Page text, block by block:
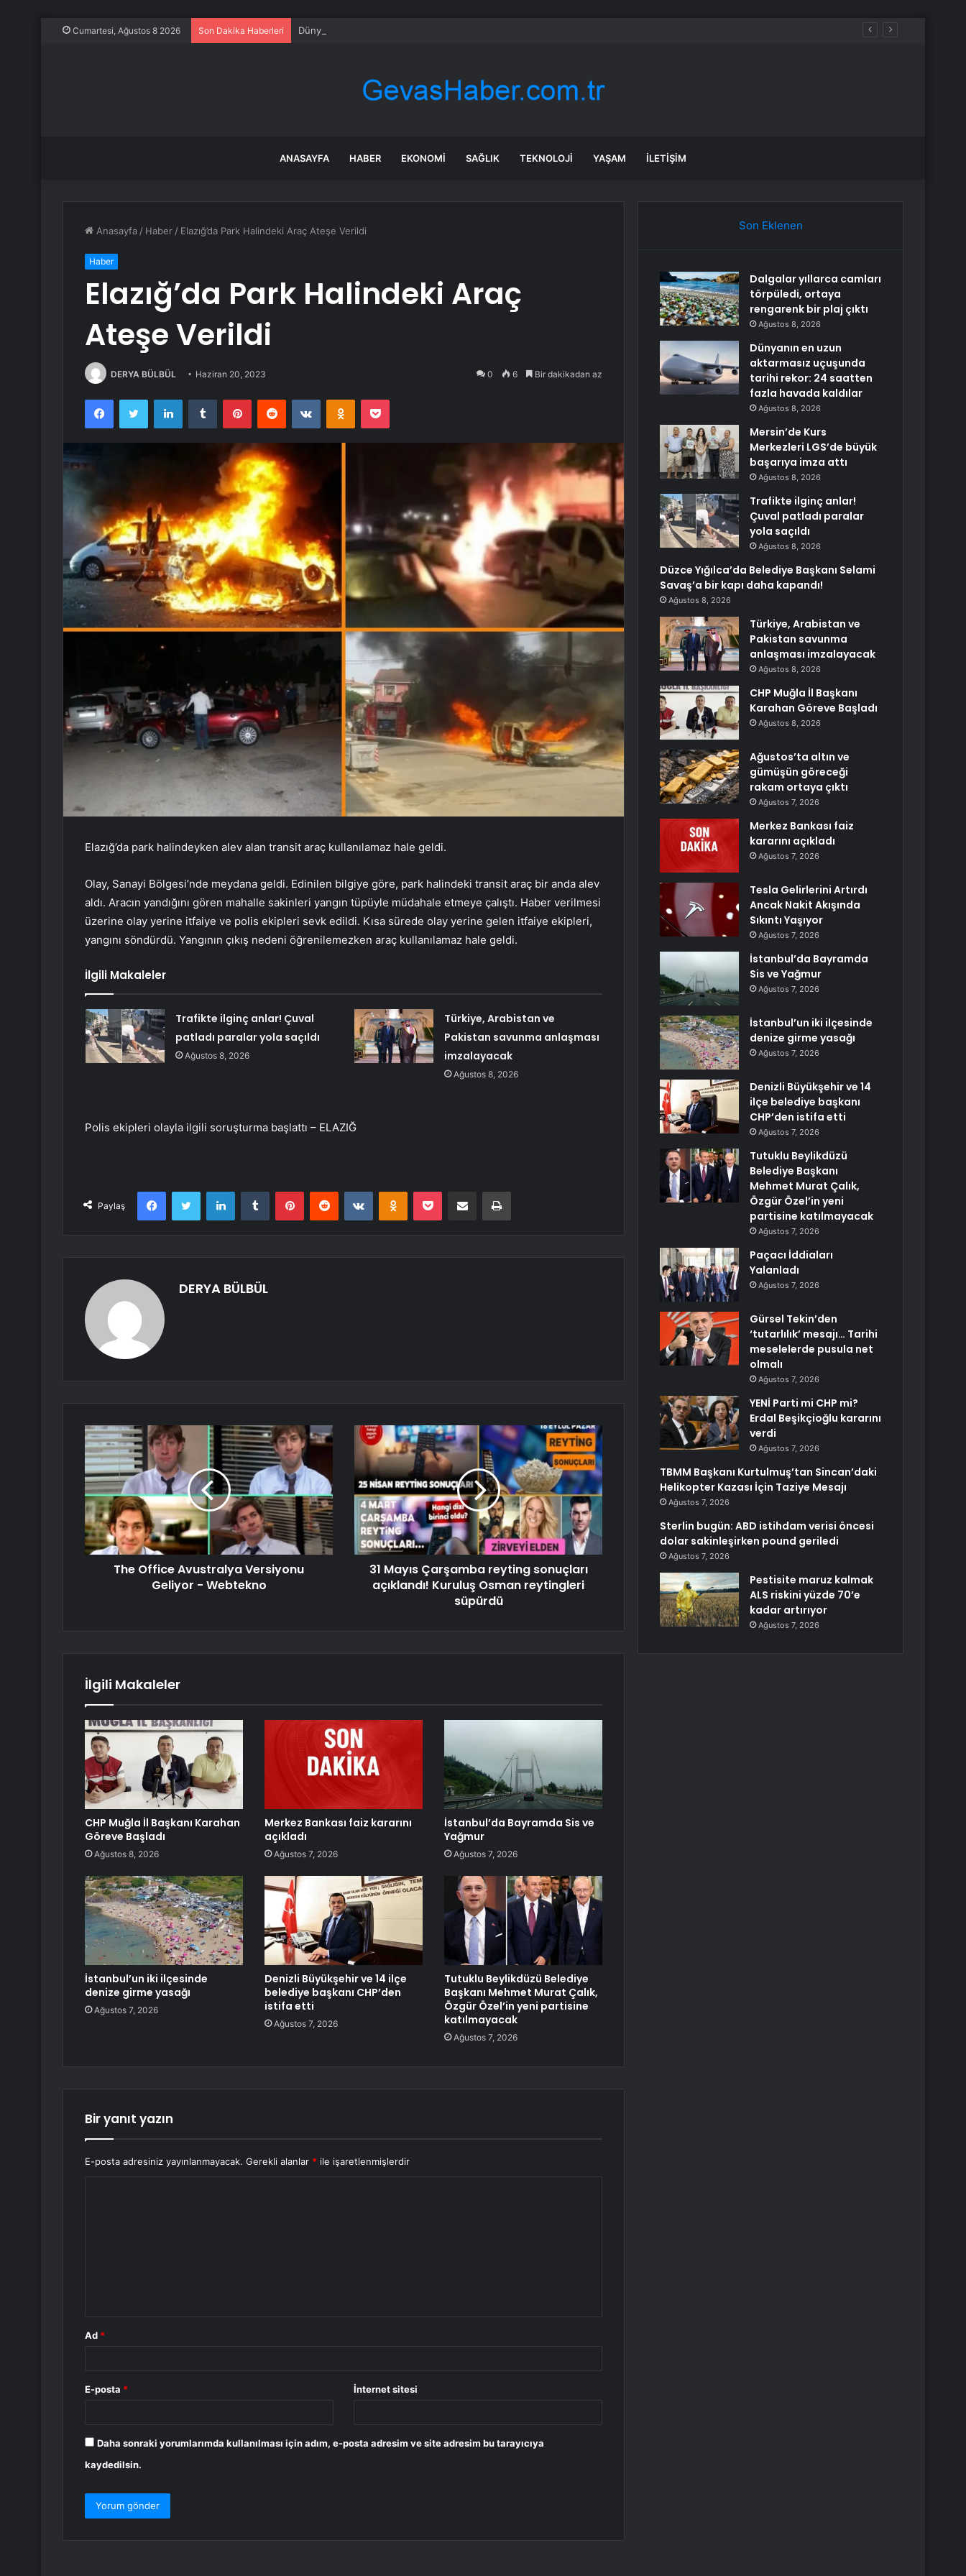
Cumartesi, Ağustos 8 2026 Son Dakika Haberleri Dünyanın en uzun aktarmasız uçuşunda tarihi rekor: 24 saatten fazla havada kaldılar
ANASAYFA HABER EKONOMI SAĞLIK TEKNOLOJI YAŞAM İLETIŞIM
Anasayfa / Haber / Elazığ’da Park Halindeki Araç Ateşe Verildi
Haber
Elazığ’da Park Halindeki Araç
Ateşe Verildi
DERYA BÜLBÜL Haziran 20, 2023 0 6 Bir dakikadan az
FacebookTwitter LinkedInTumblr PinterestReddit VKontakteOdnoklassniki
Pocket
Elazığ’da park halindeyken alev alan transit araç kullanılamaz hale geldi.
Olay, Sanayi Bölgesi’nde meydana geldi. Edinilen bilgiye göre, park halindeki transit araç bir anda alev
aldı. Aracın yandığını gören mahalle sakinleri yangın tüpüyle müdahale etmeye çalıştı. Haber verilmesi
üzerine olay yerine itfaiye ve polis ekipleri sevk edildi. Kısa sürede olay yerine gelen itfaiye ekipleri,
yangını söndürdü. Yangının çıkış nedeni öğrenilemezken araç kullanılamaz hale geldi.
İlgili Makaleler
Trafikte ilginç anlar! Çuval
patladı paralar yola saçıldı
Ağustos 8, 2026
Türkiye, Arabistan ve
Pakistan savunma anlaşması
imzalayacak
Ağustos 8, 2026
Polis ekipleri olayla ilgili soruşturma başlattı – ELAZIĞ
Paylaş
FacebookTwitter LinkedInTumblr PinterestReddit VKontakteOdnoklassniki
Pocket E-Posta ile paylaş Yazdır
DERYA BÜLBÜL
The Office Avustralya Versiyonu
Geliyor - Webtekno
31 Mayıs Çarşamba reyting sonuçları
açıklandı! Kuruluş Osman reytingleri
süpürdü
İlgili Makaleler
CHP Muğla İl Başkanı Karahan
Göreve Başladı
Ağustos 8, 2026
Merkez Bankası faiz kararını
açıkladı
Ağustos 7, 2026
İstanbul’da Bayramda Sis ve
Yağmur
Ağustos 7, 2026
İstanbul’un iki ilçesinde
denize girme yasağı
Ağustos 7, 2026
Denizli Büyükşehir ve 14 ilçe
belediye başkanı CHP’den
istifa etti
Ağustos 7, 2026
Tutuklu Beylikdüzü Belediye
Başkanı Mehmet Murat Çalık,
Özgür Özel’in yeni partisine
katılmayacak
Ağustos 7, 2026
Bir yanıt yazın
E-posta adresiniz yayınlanmayacak. Gerekli alanlar * ile işaretlenmişlerdir
Ad *
E-posta * İnternet sitesi
Daha sonraki yorumlarımda kullanılması için adım, e-posta adresim ve site adresim bu tarayıcıya
kaydedilsin.
Son Eklenen
Dalgalar yıllarca camları
törpüledi, ortaya
rengarenk bir plaj çıktı
Ağustos 8, 2026
Dünyanın en uzun
aktarmasız uçuşunda
tarihi rekor: 24 saatten
fazla havada kaldılar
Ağustos 8, 2026
Mersin’de Kurs
Merkezleri LGS’de büyük
başarıya imza attı
Ağustos 8, 2026
Trafikte ilginç anlar!
Çuval patladı paralar
yola saçıldı
Ağustos 8, 2026
Düzce Yığılca’da Belediye Başkanı Selami
Savaş’a bir kapı daha kapandı!
Ağustos 8, 2026
Türkiye, Arabistan ve
Pakistan savunma
anlaşması imzalayacak
Ağustos 8, 2026
CHP Muğla İl Başkanı
Karahan Göreve Başladı
Ağustos 8, 2026
Ağustos’ta altın ve
gümüşün göreceği
rakam ortaya çıktı
Ağustos 7, 2026
Merkez Bankası faiz
kararını açıkladı
Ağustos 7, 2026
Tesla Gelirlerini Artırdı
Ancak Nakit Akışında
Sıkıntı Yaşıyor
Ağustos 7, 2026
İstanbul’da Bayramda
Sis ve Yağmur
Ağustos 7, 2026
İstanbul’un iki ilçesinde
denize girme yasağı
Ağustos 7, 2026
Denizli Büyükşehir ve 14
ilçe belediye başkanı
CHP’den istifa etti
Ağustos 7, 2026
Tutuklu Beylikdüzü
Belediye Başkanı
Mehmet Murat Çalık,
Özgür Özel’in yeni
partisine katılmayacak
Ağustos 7, 2026
Paçacı İddiaları
Yalanladı
Ağustos 7, 2026
Gürsel Tekin’den
‘tutarlılık’ mesajı… Tarihi
meselelerde pusula net
olmalı
Ağustos 7, 2026
YENİ Parti mi CHP mi?
Erdal Beşikçioğlu kararını
verdi
Ağustos 7, 2026
TBMM Başkanı Kurtulmuş’tan Sincan’daki
Helikopter Kazası İçin Taziye Mesajı
Ağustos 7, 2026
Sterlin bugün: ABD istihdam verisi öncesi
dolar sakinleşirken pound geriledi
Ağustos 7, 2026
Pestisite maruz kalmak
ALS riskini yüzde 70’e
kadar artırıyor
Ağustos 7, 2026